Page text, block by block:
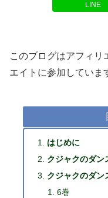
LINE
このブログはアフィリ
エイトに参加していま
はじめに
クジャクのダン
クジャクのダ
6巻